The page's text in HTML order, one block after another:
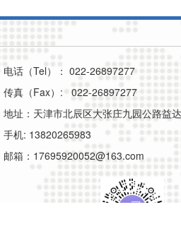
电话（Tel）： 022-26897277
传真（Fax）: 022-26897277
地址：天津市北辰区大张庄九园公路益
手机: 13820265983
邮箱：17695920052@163.com